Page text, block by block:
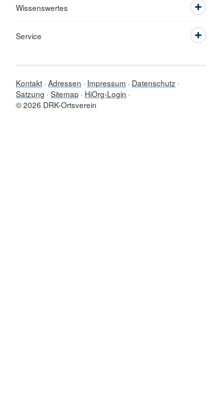
Wissenswertes
Service
Kontakt Adressen Impressum
Datenschutz
Satzung Sitemap
HiOrg-Login
© 2026 DRK-Ortsverein